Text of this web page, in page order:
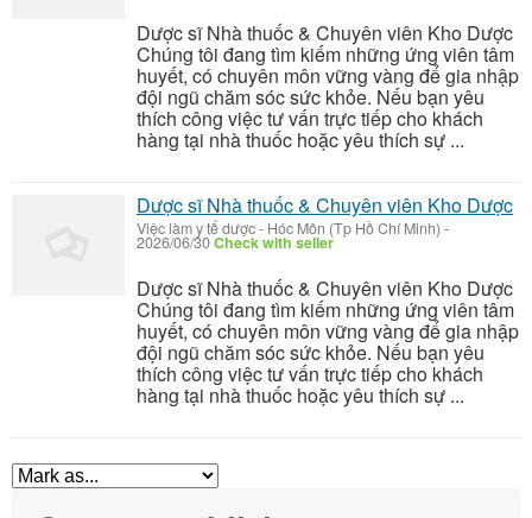
Dược sĩ Nhà thuốc & Chuyên viên Kho Dược
Chúng tôi đang tìm kiếm những ứng viên tâm
huyết, có chuyên môn vững vàng để gia nhập
đội ngũ chăm sóc sức khỏe. Nếu bạn yêu
thích công việc tư vấn trực tiếp cho khách
hàng tại nhà thuốc hoặc yêu thích sự ...
Dược sĩ Nhà thuốc & Chuyên viên Kho Dược
Việc làm y tế dược- Hóc Môn (Tp Hồ Chí Minh) -
2026/06/30Check with seller
Dược sĩ Nhà thuốc & Chuyên viên Kho Dược
Chúng tôi đang tìm kiếm những ứng viên tâm
huyết, có chuyên môn vững vàng để gia nhập
đội ngũ chăm sóc sức khỏe. Nếu bạn yêu
thích công việc tư vấn trực tiếp cho khách
hàng tại nhà thuốc hoặc yêu thích sự ...